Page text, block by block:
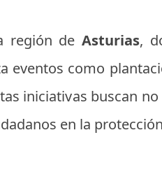
región de Asturias,
eventos como
iniciativas buscan
en la